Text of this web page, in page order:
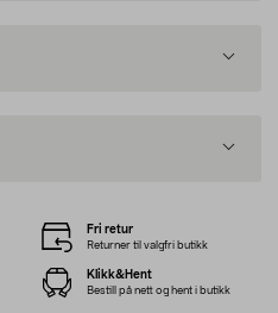
Fri retur
Returner til valgfri butikk
Klikk&Hent
Bestill på nett og hent i butikk